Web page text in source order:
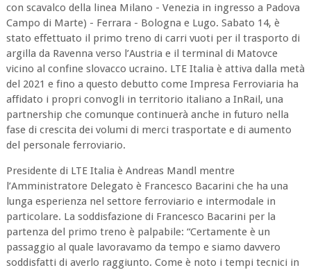
con scavalco della linea Milano - Venezia in ingresso a Padova
Campo di Marte) - Ferrara - Bologna e Lugo. Sabato 14, è
stato effettuato il primo treno di carri vuoti per il trasporto di
argilla da Ravenna verso l’Austria e il terminal di Matovce
vicino al confine slovacco ucraino. LTE Italia è attiva dalla metà
del 2021 e fino a questo debutto come Impresa Ferroviaria ha
affidato i propri convogli in territorio italiano a InRail, una
partnership che comunque continuerà anche in futuro nella
fase di crescita dei volumi di merci trasportate e di aumento
del personale ferroviario.
Presidente di LTE Italia è Andreas Mandl mentre
l’Amministratore Delegato è Francesco Bacarini che ha una
lunga esperienza nel settore ferroviario e intermodale in
particolare. La soddisfazione di Francesco Bacarini per la
partenza del primo treno è palpabile: “Certamente è un
passaggio al quale lavoravamo da tempo e siamo davvero
soddisfatti di averlo raggiunto. Come è noto i tempi tecnici in